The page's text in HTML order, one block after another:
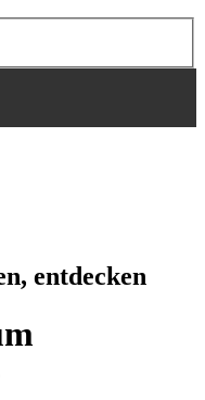
entdecken